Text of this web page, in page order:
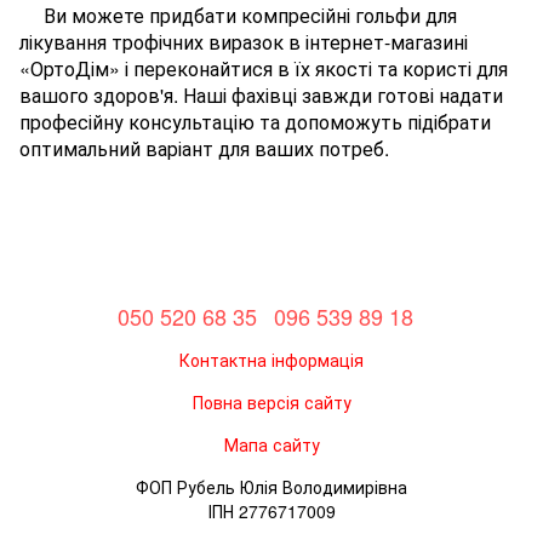
Ви можете придбати компресійні гольфи для
лікування трофічних виразок в інтернет-магазині
«ОртоДім» і переконайтися в їх якості та користі для
вашого здоров'я. Наші фахівці завжди готові надати
професійну консультацію та допоможуть підібрати
оптимальний варіант для ваших потреб.
050 520 68 35 096 539 89 18
Контактна інформація
Повна версія сайту
Мапа сайту
ФОП Рубель Юлія Володимирівна
ІПН 2776717009